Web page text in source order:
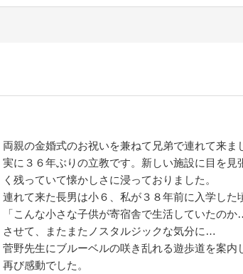
両親の金婚式のお祝いを兼ねて兄弟で連れて来ま
実に３６年ぶりの立教です。新しい施設に目を
く残っていて懐かしさに浸っておりました。
連れて来た長男は小６、私が３８年前に入学した
「こんな小さな子供が寄宿舎で生活していたの
させて、またまたノスタルジックな気分に…
菅野先生にブルーベルの咲き乱れる遊歩道を案内
再び感動でした。